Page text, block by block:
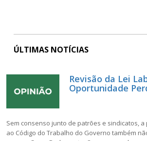
ÚLTIMAS NOTÍCIAS
Revisão da Lei
Oportunidade
Sem consenso junto de patrões e sindicatos,
ao Código do Trabalho do Governo também